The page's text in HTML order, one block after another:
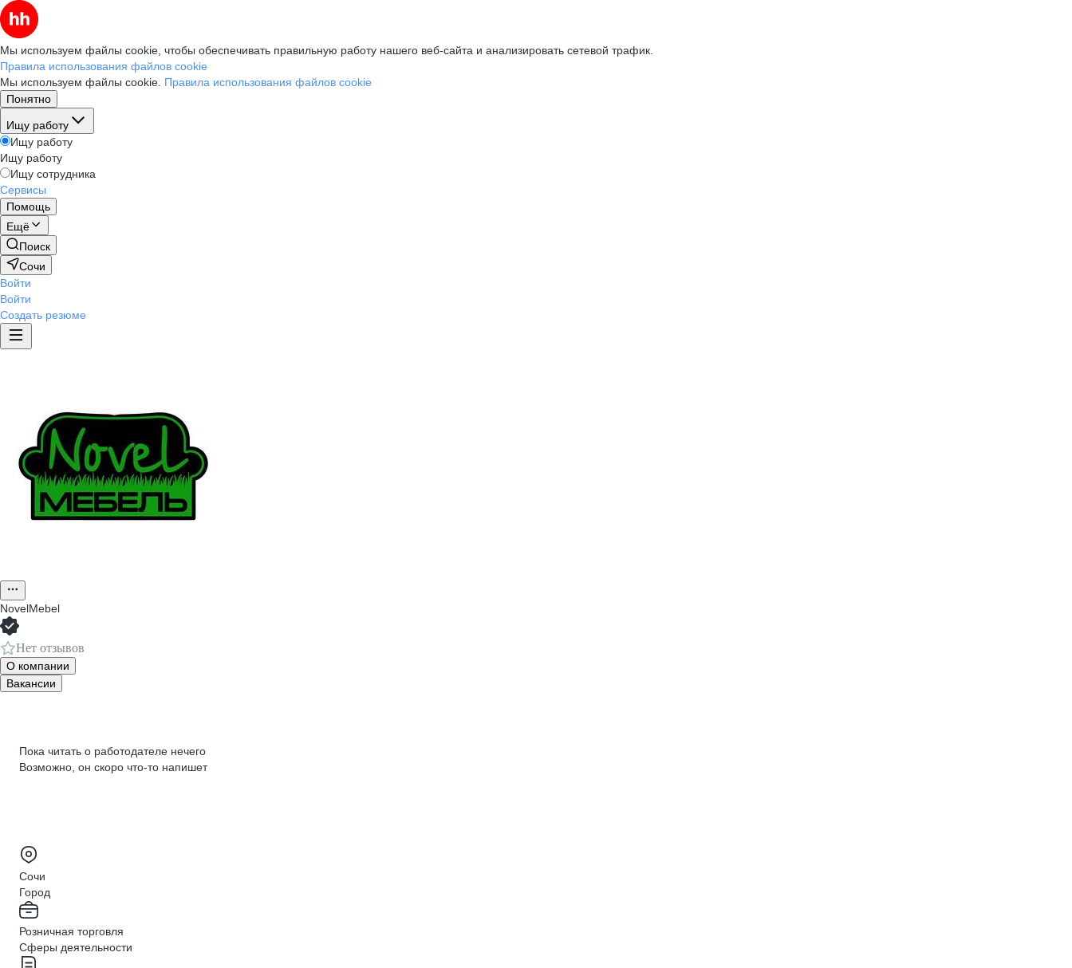
Мы используем файлы cookie, чтобы обеспечивать правильную работу нашего веб-сайта и анализировать сетевой трафик.
Правила использования файлов cookie
Мы используем файлы cookie. Правила использования файлов cookie
Понятно
Ищу работу
Ищу работу
Ищу работу
Ищу сотрудника
Сервисы
Помощь
Ещё
Поиск
Сочи
Войти
Войти
Создать резюме
NovelMebel
Нет отзывов
О компании
Вакансии
Пока читать о работодателе нечего
Возможно, он скоро что‑то напишет
Сочи
Город
Розничная торговля
Сферы деятельности